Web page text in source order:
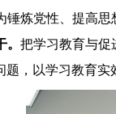
炼党性、提高
把学习教育与促
，以学习教育实